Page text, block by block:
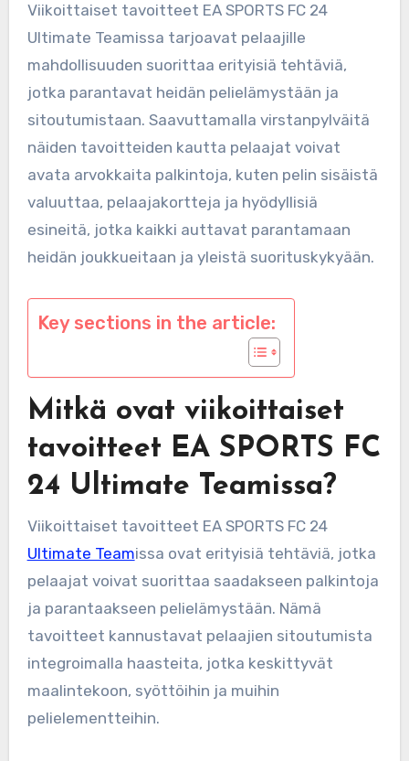
Viikoittaiset tavoitteet EA SPORTS FC 24
Ultimate Teamissa tarjoavat pelaajille
mahdollisuuden suorittaa erityisiä tehtäviä,
jotka parantavat heidän pelielämystään ja
sitoutumistaan. Saavuttamalla virstanpylväitä
näiden tavoitteiden kautta pelaajat voivat
avata arvokkaita palkintoja, kuten pelin sisäistä
valuuttaa, pelaajakortteja ja hyödyllisiä
esineitä, jotka kaikki auttavat parantamaan
heidän joukkueitaan ja yleistä suorituskykyään.
Key sections in the article:
Mitkä ovat viikoittaiset
tavoitteet EA SPORTS FC
24 Ultimate Teamissa?
Viikoittaiset tavoitteet EA SPORTS FC 24
Ultimate Teamissa ovat erityisiä tehtäviä, jotka
pelaajat voivat suorittaa saadakseen palkintoja
ja parantaakseen pelielämystään. Nämä
tavoitteet kannustavat pelaajien sitoutumista
integroimalla haasteita, jotka keskittyvät
maalintekoon, syöttöihin ja muihin
pelielementteihin.